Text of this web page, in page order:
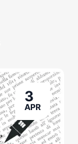
3
APR